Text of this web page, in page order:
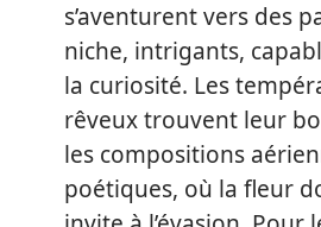
s’aventurent vers des
niche, intrigants,
la curiosité. Les
rêveux trouvent leur
les compositions
poétiques, où la fleur